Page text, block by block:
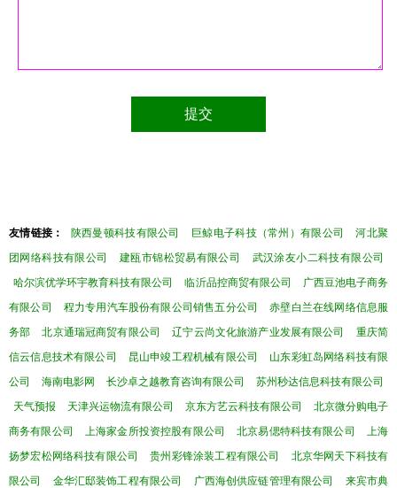
友情链接： 陕西曼顿科技有限公司 巨鲸电子科技（常州）有限公司
河北聚
团网络科技有限公司
建瓯市锦松贸易有限公司
武汉涂友小二科技有限公司
哈尔滨优学环宇教育科技有限公司
临沂品控商贸有限公司
广西豆池电子商务
有限公司
程力专用汽车股份有限公司销售五分公司
赤壁白兰在线网络信息服
务部
北京通瑞冠商贸有限公司 辽宁云尚文化旅游产业发展有限公司
重庆简
信云信息技术有限公司
昆山申竣工程机械有限公司
山东彩虹岛网络科技有限
公司
海南电影网 长沙卓之越教育咨询有限公司
苏州秒达信息科技有限公司
天气预报
天津兴运物流有限公司 京东方艺云科技有限公司
北京微分购电子
商务有限公司
上海家金所投资控股有限公司 北京易偲特科技有限公司
上海
扬梦宏松网络科技有限公司
贵州彩锋涂装工程有限公司
北京华网天下科技有
限公司
金华汇邸装饰工程有限公司 广西海创供应链管理有限公司
来宾市典